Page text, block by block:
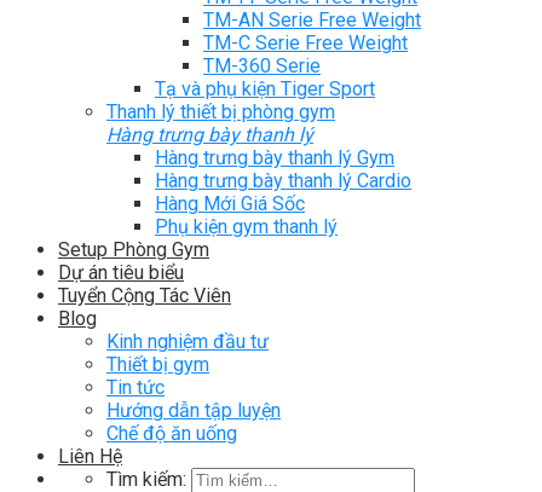
TM-AN Serie Free Weight
TM-C Serie Free Weight
TM-360 Serie
Tạ và phụ kiện Tiger Sport
Thanh lý thiết bị phòng gym
Hàng trưng bày thanh lý
Hàng trưng bày thanh lý Gym
Hàng trưng bày thanh lý Cardio
Hàng Mới Giá Sốc
Phụ kiện gym thanh lý
Setup Phòng Gym
Dự án tiêu biểu
Tuyển Cộng Tác Viên
Blog
Kinh nghiệm đầu tư
Thiết bị gym
Tin tức
Hướng dẫn tập luyện
Chế độ ăn uống
Liên Hệ
Tìm kiếm: